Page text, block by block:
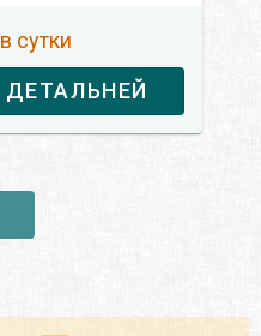
в сутки
ДЕТАЛЬНЕЙ